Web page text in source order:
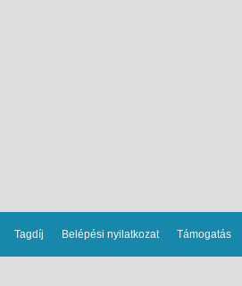
Tagdíj Belépési nyilatkozat Támogatás